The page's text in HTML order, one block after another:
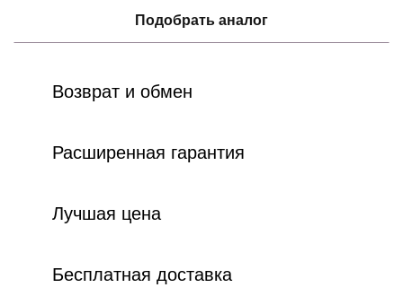
Подобрать аналог
Возврат и обмен
Расширенная гарантия
Лучшая цена
Бесплатная доставка